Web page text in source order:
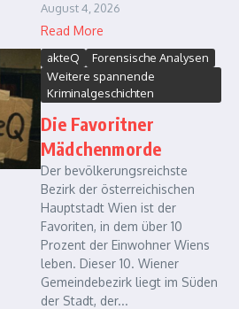
August 4, 2026
Read More
akteQ
Forensische Analysen
Weitere spannende
Kriminalgeschichten
Die Favoritner
Mädchenmorde
Der bevölkerungsreichste
Bezirk der österreichischen
Hauptstadt Wien ist der
Favoriten, in dem über 10
Prozent der Einwohner Wiens
leben. Dieser 10. Wiener
Gemeindebezirk liegt im Süden
der Stadt, der...